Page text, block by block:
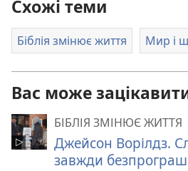
Схожі теми
Біблія змінює життя Мир і
Вас може
БІБЛІЯ ЗМІНЮЄ ЖИТТЯ
Джейсон Ворілдз.
завжди